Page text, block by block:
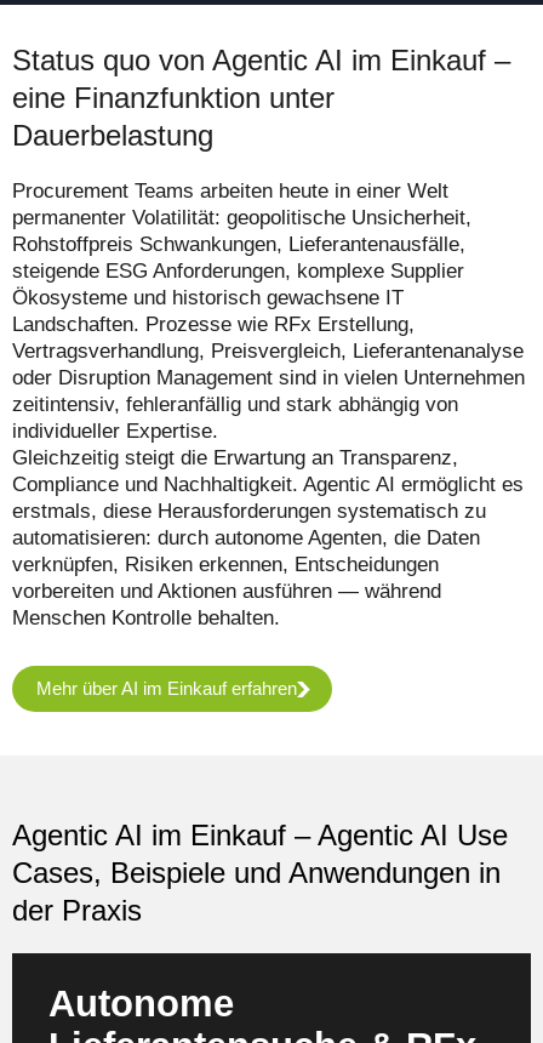
Status quo von Agentic AI im Einkauf –
eine Finanzfunktion unter
Dauerbelastung
Procurement Teams arbeiten heute in einer Welt
permanenter Volatilität: geopolitische Unsicherheit,
Rohstoffpreis Schwankungen, Lieferantenausfälle,
steigende ESG Anforderungen, komplexe Supplier
Ökosysteme und historisch gewachsene IT
Landschaften. Prozesse wie RFx Erstellung,
Vertragsverhandlung, Preisvergleich, Lieferantenanalyse
oder Disruption Management sind in vielen Unternehmen
zeitintensiv, fehleranfällig und stark abhängig von
individueller Expertise.
Gleichzeitig steigt die Erwartung an Transparenz,
Compliance und Nachhaltigkeit. Agentic AI ermöglicht es
erstmals, diese Herausforderungen systematisch zu
automatisieren: durch autonome Agenten, die Daten
verknüpfen, Risiken erkennen, Entscheidungen
vorbereiten und Aktionen ausführen — während
Menschen Kontrolle behalten.
Mehr über AI im Einkauf erfahren
Agentic AI im Einkauf – Agentic AI Use
Cases, Beispiele und Anwendungen in
der Praxis
Autonome
Agenten durchsuchen globale Marktplätze,
Qualifikationsdatenbanken und externe